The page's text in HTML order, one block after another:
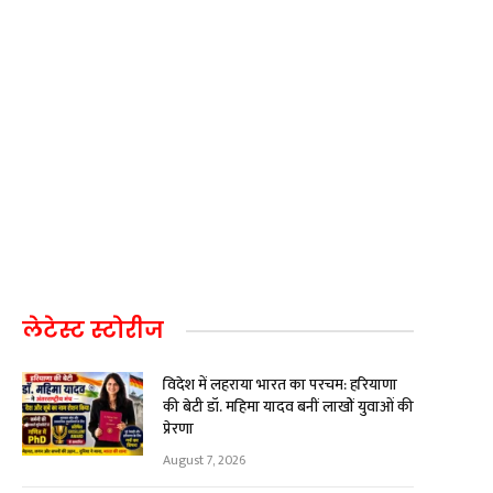
लेटेस्ट स्टोरीज
विदेश में लहराया भारत का परचम: हरियाणा
की बेटी डॉ. महिमा यादव बनीं लाखों युवाओं की
प्रेरणा
August 7, 2026